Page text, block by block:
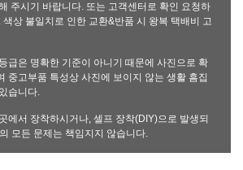
주시기 바랍니다. 또는 고객센터로 확인 요청하
색상 불일치로 인한 교환&반품 시 왕복 택배비 고
급은 명확한 기준이 아니기 때문에 사진으로 확
중고부품 특성상 사진에 보이지 않는 생활 흠집
습니다.
에서 장착하시거나, 셀프 장착(DIY)으로 발생되
모든 문제는 책임지지 않습니다.